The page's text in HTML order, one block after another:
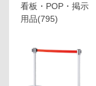
看板・POP・掲示
用品(795)